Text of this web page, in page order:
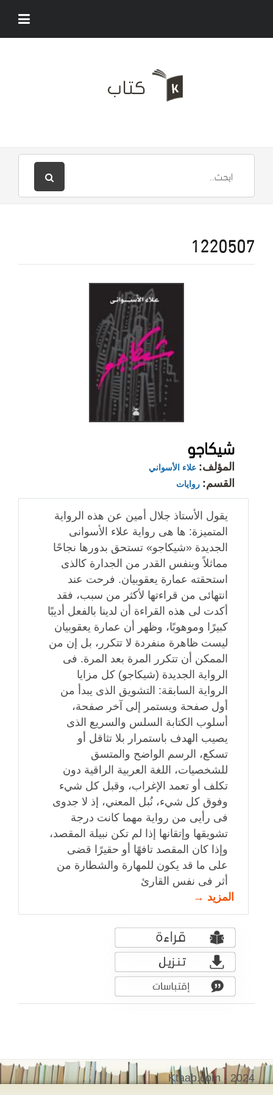
1220507
شيكاجو
المؤلف: علاء الأسواني
القسم: روايات
يقول الأستاذ جلال أمين عن هذه الرواية
المتميزة: ها هى رواية علاء الأسوانى
الجديدة «شيكاجو» تستحق بدورها نجاحًا
مماثلاً وبنفس القدر من الجدارة كالذى
استحقته عمارة يعقوبيان. فرحت عند
انتهائى من قراءتها لأكثر من سبب، فقد
أكدت لى هذه القراءة أن لدينا بالفعل أديبًا
كبيرًا وموهوبًا، وظهر أن عمارة يعقوبيان
ليست ظاهرة منفردة لا تتكرر، بل إن من
الممكن أن تتكرر المرة بعد المرة. فى
الرواية الجديدة (شيكاجو) كل مزايا
الرواية السابقة: التشويق الذى يبدأ من
أول صفحة ويستمر إلى آخر صفحة،
أسلوب الكتابة السلس والسريع الذى
يصيب الهدف باستمرار بلا تثاقل أو
تسكع، الرسم الواضح والمتسق
للشخصيات، اللغة العربية الراقية دون
تكلف أو تعمد الإغراب، وقبل كل شيء
وفوق كل شيء، نُبل المعني، إذ لا جدوى
فى رأيى من رواية مهما كانت درجة
تشويقها وإتقانها إذا لم تكن نبيلة المقصد،
وإذا كان المقصد تافهًا أو حقيرًا قضى
على ما قد يكون للمهارة والشطارة من
أثر فى نفس القارئ
المزيد →
Ktaab.com - 2024